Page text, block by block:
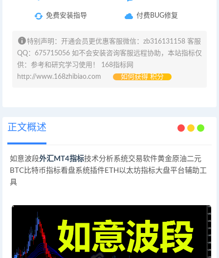
免费安装指导 付费BUG修复
特别声明：开通会员更优惠客服微信：zb316131158 客服
QQ：675715056 如不会安装咨询客服远程协助，本站指标仅
供：参考和研究学习使用！ 168指标网
http://www.168zhibiao.com
如何获得 积分
正文概述
如意波段外汇MT4指标技术分析系统交易软件黄金原油二元
BTC比特币指标看盘系统插件ETH以太坊指标大盘平台辅助工
具